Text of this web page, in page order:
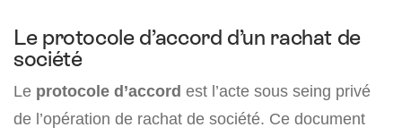
Le protocole d’accord d’un rachat de
société
Le protocole d’accord est l’acte sous seing privé
de l’opération de rachat de société. Ce document